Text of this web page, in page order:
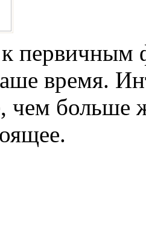
первичным
время.
чем больше